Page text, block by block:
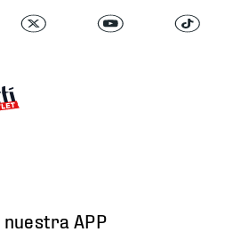
APP